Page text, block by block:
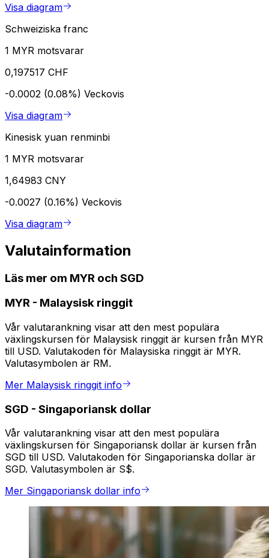
Visa diagram
Schweiziska franc
1 MYR motsvarar
0,197517 CHF
-0.0002 (0.08%) Veckovis
Visa diagram
Kinesisk yuan renminbi
1 MYR motsvarar
1,64983 CNY
-0.0027 (0.16%) Veckovis
Visa diagram
Valutainformation
Läs mer om MYR och SGD
MYR - Malaysisk ringgit
Vår valutarankning visar att den mest populära
växlingskursen för Malaysisk ringgit är kursen från MYR
till USD. Valutakoden för Malaysiska ringgit är MYR.
Valutasymbolen är RM.
Mer Malaysisk ringgit info
SGD - Singaporiansk dollar
Vår valutarankning visar att den mest populära
växlingskursen för Singaporiansk dollar är kursen från
SGD till USD. Valutakoden för Singaporianska dollar är
SGD. Valutasymbolen är S$.
Mer Singaporiansk dollar info